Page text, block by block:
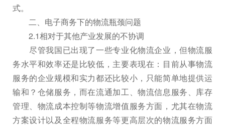
式。
二、电子商务下的物流瓶颈问题
2.1相对于其他产业发展的不协调
尽管我国已出现了一些专业化物流企业，但物流服
务水平和效率还是比较低，主要表现在：目前从事物流
服务的企业规模和实力都还比较小，只能简单地提供运
输和？仓储服务，而在流通加工、物流信息服务、库存
管理、物流成本控制等物流增值服务方面，尤其在物流
方案设计以及全程物流服务等更高层次的物流服务方面